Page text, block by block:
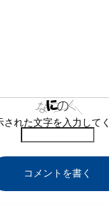
された文字を入力して